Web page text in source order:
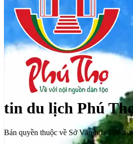
tin du lịch Phú
Bản quyền thuộc về Sở Văn hóa Thể